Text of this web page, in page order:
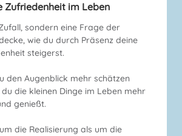
Zufriedenheit im Leben
sondern eine Frage der
wie du durch Präsenz deine
steigerst.
den Augenblick mehr schätzen
die kleinen Dinge im Leben mehr
genießt.
die Realisierung als um die